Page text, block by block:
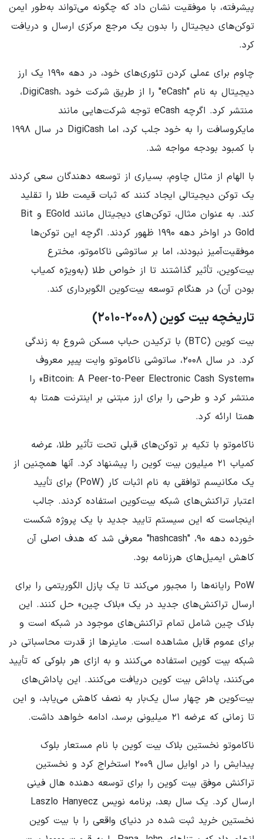
پیشرفته، با موفقیت نشان داد که چگونه می‌تواند به‌طور ایمن
توکن‌های دیجیتال را بدون یک مرجع مرکزی ارسال و دریافت
کرد.
چاوم برای عملی کردن تئوری‌های خود، در دهه ۱۹۹۰ یک ارز
دیجیتال به نام "eCash" را از طریق شرکت خود ،DigiCash،
منتشر کرد. اگرچه eCash توجه شرکت‌هایی مانند
مایکروسافت را به خود جلب کرد، اما DigiCash در سال ۱۹۹۸
با کمبود بودجه مواجه شد.
با الهام از مثال چاوم، بسیاری از توسعه دهندگان سعی کردند
یک توکن دیجیتالی ایجاد کنند که ثبات قیمت طلا را تقلید
کند. به عنوان مثال، توکن‌های دیجیتال مانند EGold و Bit
Gold در اواخر دهه ۱۹۹۰ ظهور کردند. اگرچه این توکن‌ها
موفقیت‌آمیز نبودند، اما بر ساتوشی ناکاموتو، مخترع
بیت‌کوین، تأثیر گذاشتند تا از خواص طلا (به‌ویژه کمیاب
بودن آن) در هنگام توسعه بیت‌کوین الگوبرداری کند.
تاریخچه بیت کوین (۲۰۰۸-۲۰۱۰)
بیت کوین (BTC) با ترکیدن حباب مسکن شروع به زندگی
کرد. در سال ۲۰۰۸، ساتوشی ناکاموتو وایت پیپر معروف
«Bitcoin: A Peer-to-Peer Electronic Cash System» را
منتشر کرد و طرحی را برای ارز مبتنی بر اینترنت همتا به
همتا ارائه کرد.
ناکاموتو با تکیه بر توکن‌های قبلی تحت تأثیر طلا، عرضه
کمیاب ۲۱ میلیون بیت کوین را پیشنهاد کرد. آنها همچنین از
یک مکانیسم توافقی به نام اثبات کار (PoW) برای تأیید
اعتبار تراکنش‌های شبکه بیت‌کوین استفاده کردند. جالب
اینجاست که این سیستم تایید جدید با یک پروژه شکست
خورده دهه ۹۰، "hashcash" معرفی شد که هدف اصلی آن
کاهش ایمیل‌های هرزنامه بود.
PoW رایانه‌ها را مجبور می‌کند تا یک پازل الگوریتمی را برای
ارسال تراکنش‌های جدید در یک «بلاک چین» حل کنند. این
بلاک چین شامل تمام تراکنش‌های موجود در شبکه است و
برای عموم قابل مشاهده است. ماینرها از قدرت محاسباتی در
شبکه بیت کوین استفاده می‌کنند و به ازای هر بلوکی که تأیید
می‌کنند، پاداش بیت کوین دریافت می‌کنند. این پاداش‌های
بیت‌کوین هر چهار سال یک‌بار به نصف کاهش می‌یابد، و این
تا زمانی که عرضه ۲۱ میلیونی برسد، ادامه خواهد داشت.
ناکاموتو نخستین بلاک بیت کوین با نام مستعار بلوک
پیدایش را در اوایل سال ۲۰۰۹ استخراج کرد و نخستین
تراکنش موفق بیت کوین را برای توسعه دهنده هال فینی
ارسال کرد. یک سال بعد، برنامه نویس Laszlo Hanyecz
نخستین خرید ثبت شده در دنیای واقعی را با بیت کوین